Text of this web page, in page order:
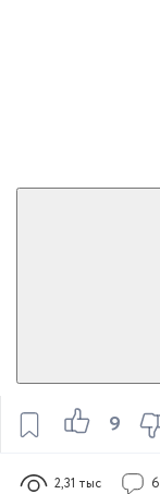
9
2,31 тыс 6